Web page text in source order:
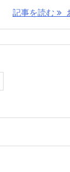
記事を読む